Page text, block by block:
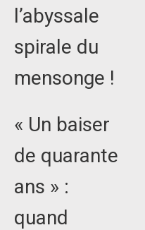
l’abyssale
spirale du
mensonge !
« Un baiser
de quarante
ans » :
quand